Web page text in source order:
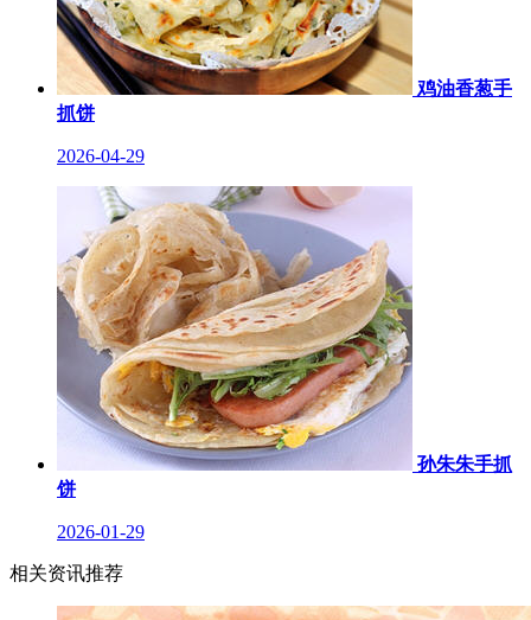
鸡油香葱手
抓饼
2026-04-29
孙朱朱手抓
饼
2026-01-29
相关资讯推荐